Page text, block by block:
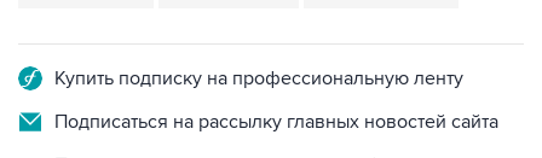
Купить подписку на профессиональную ленту
Подписаться на рассылку главных новостей сайта